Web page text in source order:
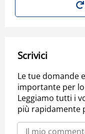
Scrivici
Le tue domande
importante per
Leggiamo tutti i
più rapidamente